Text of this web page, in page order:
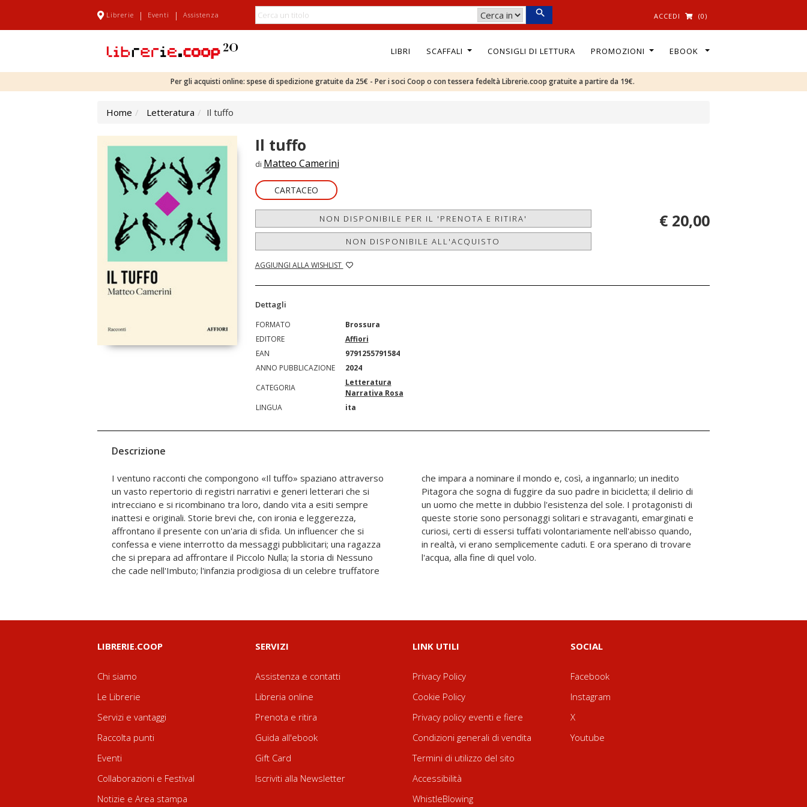
Librerie | Eventi | Assistenza ACCEDI (0)
LIBRI SCAFFALI CONSIGLI DI LETTURA PROMOZIONI EBOOK
Per gli acquisti online: spese di spedizione gratuite da 25€ - Per i soci Coop o con tessera fedeltà Librerie.coop gratuite a partire da 19€.
Home Letteratura Il tuffo
Il tuffo
di Matteo Camerini
CARTACEO
NON DISPONIBILE PER IL 'PRENOTA E RITIRA'
NON DISPONIBILE ALL'ACQUISTO
AGGIUNGI ALLA WISHLIST
€ 20,00
Dettagli
FORMATO
Brossura
EDITORE
Affiori
EAN
9791255791584
ANNO PUBBLICAZIONE
2024
CATEGORIA
Letteratura
Narrativa Rosa
LINGUA
ita
Descrizione
I ventuno racconti che compongono «Il tuffo» spaziano attraverso
un vasto repertorio di registri narrativi e generi letterari che si
intrecciano e si ricombinano tra loro, dando vita a esiti sempre
inattesi e originali. Storie brevi che, con ironia e leggerezza,
affrontano il presente con un'aria di sfida. Un influencer che si
confessa e viene interrotto da messaggi pubblicitari; una ragazza
che si prepara ad affrontare il Piccolo Nulla; la storia di Nessuno
che cade nell'Imbuto; l'infanzia prodigiosa di un celebre truffatore
che impara a nominare il mondo e, così, a ingannarlo; un inedito
Pitagora che sogna di fuggire da suo padre in bicicletta; il delirio di
un uomo che mette in dubbio l'esistenza del sole. I protagonisti di
queste storie sono personaggi solitari e stravaganti, emarginati e
curiosi, certi di essersi tuffati volontariamente nell'abisso quando,
in realtà, vi erano semplicemente caduti. E ora sperano di trovare
l'acqua, alla fine di quel volo.
LIBRERIE.COOP
Chi siamo
Le Librerie
Servizi e vantaggi
Raccolta punti
Eventi
Collaborazioni e Festival
Notizie e Area stampa
SERVIZI
Assistenza e contatti
Libreria online
Prenota e ritira
Guida all'ebook
Gift Card
Iscriviti alla Newsletter
LINK UTILI
Privacy Policy
Cookie Policy
Privacy policy eventi e fiere
Condizioni generali di vendita
Termini di utilizzo del sito
Accessibilità
WhistleBlowing
SOCIAL
Facebook
Instagram
X
Youtube